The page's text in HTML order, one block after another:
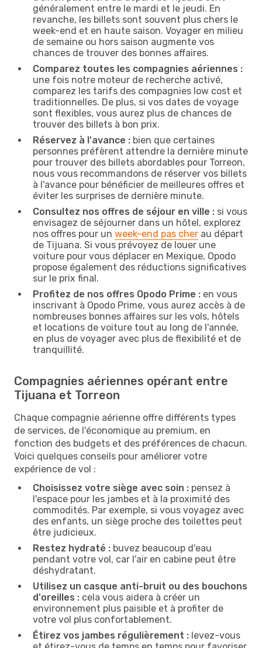
généralement entre le mardi et le jeudi. En
revanche, les billets sont souvent plus chers le
week-end et en haute saison. Voyager en milieu
de semaine ou hors saison augmente vos
chances de trouver des bonnes affaires.
Comparez toutes les compagnies aériennes :
une fois notre moteur de recherche activé,
comparez les tarifs des compagnies low cost et
traditionnelles. De plus, si vos dates de voyage
sont flexibles, vous aurez plus de chances de
trouver des billets à bon prix.
Réservez à l'avance : bien que certaines
personnes préfèrent attendre la dernière minute
pour trouver des billets abordables pour Torreon,
nous vous recommandons de réserver vos billets
à l'avance pour bénéficier de meilleures offres et
éviter les surprises de dernière minute.
Consultez nos offres de séjour en ville : si vous
envisagez de séjourner dans un hôtel, explorez
nos offres pour un week-end pas cher au départ
de Tijuana. Si vous prévoyez de louer une
voiture pour vous déplacer en Mexique, Opodo
propose également des réductions significatives
sur le prix final.
Profitez de nos offres Opodo Prime : en vous
inscrivant à Opodo Prime, vous aurez accès à de
nombreuses bonnes affaires sur les vols, hôtels
et locations de voiture tout au long de l'année,
en plus de voyager avec plus de flexibilité et de
tranquillité.
Compagnies aériennes opérant entre
Tijuana et Torreon
Chaque compagnie aérienne offre différents types
de services, de l'économique au premium, en
fonction des budgets et des préférences de chacun.
Voici quelques conseils pour améliorer votre
expérience de vol :
Choisissez votre siège avec soin : pensez à
l'espace pour les jambes et à la proximité des
commodités. Par exemple, si vous voyagez avec
des enfants, un siège proche des toilettes peut
être judicieux.
Restez hydraté : buvez beaucoup d'eau
pendant votre vol, car l'air en cabine peut être
déshydratant.
Utilisez un casque anti-bruit ou des bouchons
d'oreilles : cela vous aidera à créer un
environnement plus paisible et à profiter de
votre vol plus confortablement.
Étirez vos jambes régulièrement : levez-vous